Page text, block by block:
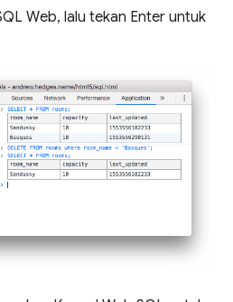
Web, lalu tekan Enter untuk